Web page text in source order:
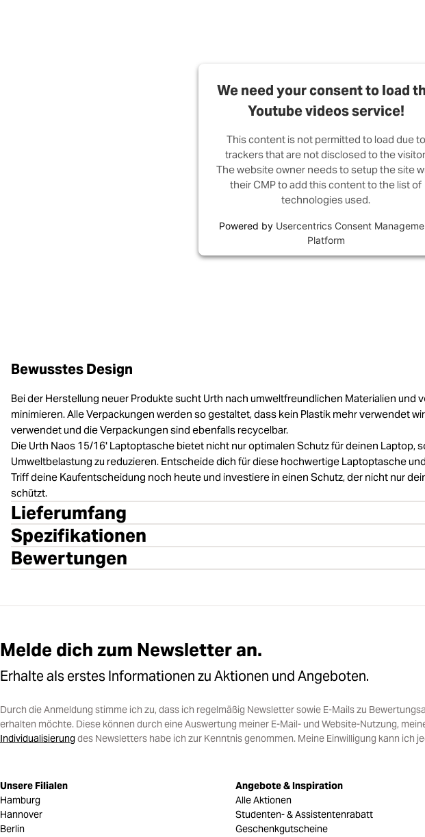
We need your consent to load
Youtube videos service!
This content is not permitted to load due to
trackers that are not disclosed to the
The website owner needs to setup the site
their CMP to add this content to the list of
technologies used.
Powered by Usercentrics Consent
Platform
Bewusstes Design
Bei der Herstellung neuer Produkte sucht Urth nach umweltfreundlichen Materialien und
minimieren. Alle Verpackungen werden so gestaltet, dass kein Plastik mehr verwendet
verwendet und die Verpackungen sind ebenfalls recycelbar.
Die Urth Naos 15/16' Laptoptasche bietet nicht nur optimalen Schutz für deinen Laptop,
Umweltbelastung zu reduzieren. Entscheide dich für diese hochwertige Laptoptasche
Triff deine Kaufentscheidung noch heute und investiere in einen Schutz, der nicht nur
schützt.
Lieferumfang
Spezifikationen
Bewertungen
Melde dich zum Newsletter an.
Erhalte als erstes Informationen zu Aktionen und Angeboten.
Durch die Anmeldung stimme ich zu, dass ich regelmäßig Newsletter sowie E-Mails zu
erhalten möchte. Diese können durch eine Auswertung meiner E-Mail- und Website-Nutzung,
Individualisierungdes Newsletters habe ich zur Kenntnis genommen. Meine Einwilligung kann ich
Unsere Filialen
Hamburg
Hannover
Berlin
Angebote & Inspiration
Alle Aktionen
Studenten- & Assistentenrabatt
Geschenkgutscheine